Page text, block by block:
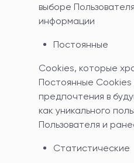
выборе
информации
Постоянные
Cookies, которые
Постоянные Cookies
предпочтения в
как уникального
Пользователя и
Статистические